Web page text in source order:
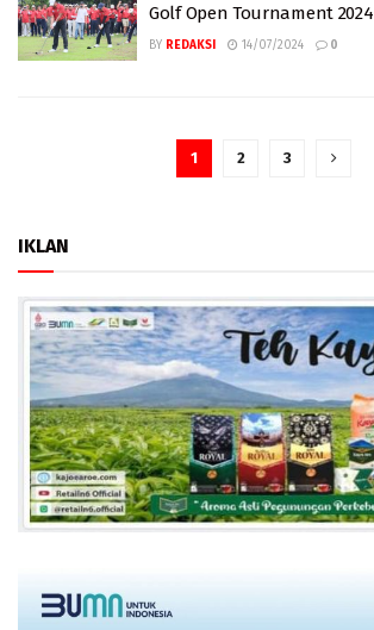
Golf Open Tournament 2024
BY REDAKSI 14/07/2024 0
1 2 3
IKLAN